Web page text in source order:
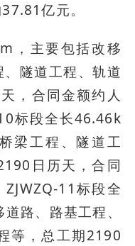
亿元。
，主要包括改移
隧道工程、轨道
，合同金额约人
标段全长46.46k
梁工程、隧道工
日历天，合同
11标段全
路、路基工程、
等，总工期2190